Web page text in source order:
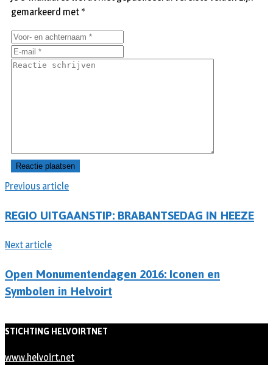
Previous article
REGIO UITGAANSTIP: BRABANTSEDAG IN HEEZE
Next article
Open Monumentendagen 2016: Iconen en
Symbolen in Helvoirt
gemarkeerd met *
STICHTING HELVOIRTNET
www.helvoirt.net